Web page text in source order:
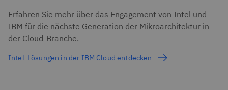
Erfahren Sie mehr über das Engagement von Intel und
IBM für die nächste Generation der Mikroarchitektur in
der Cloud-Branche.
Intel-Lösungen in der IBM Cloud entdecken